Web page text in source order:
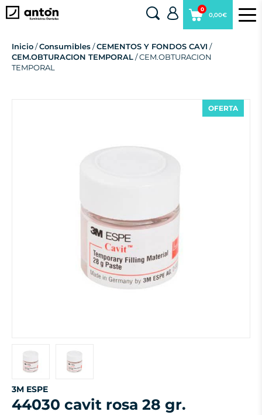
0,00€
0
Inicio/Consumibles/CEMENTOS Y FONDOS CAVI /
CEM.OBTURACION TEMPORAL/ CEM.OBTURACION
TEMPORAL
OFERTA
3M ESPE
44030 cavit rosa 28 gr.